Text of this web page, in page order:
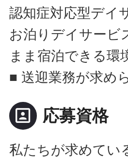
認知症対応型デイ
お泊りデイサービ
まま宿泊できる環
■ 送迎業務が求め
portrait 応募資格
私たちが求めてい